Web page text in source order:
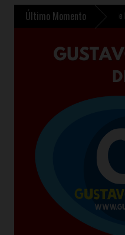
Último Momento
nuevo Centro de Educación y